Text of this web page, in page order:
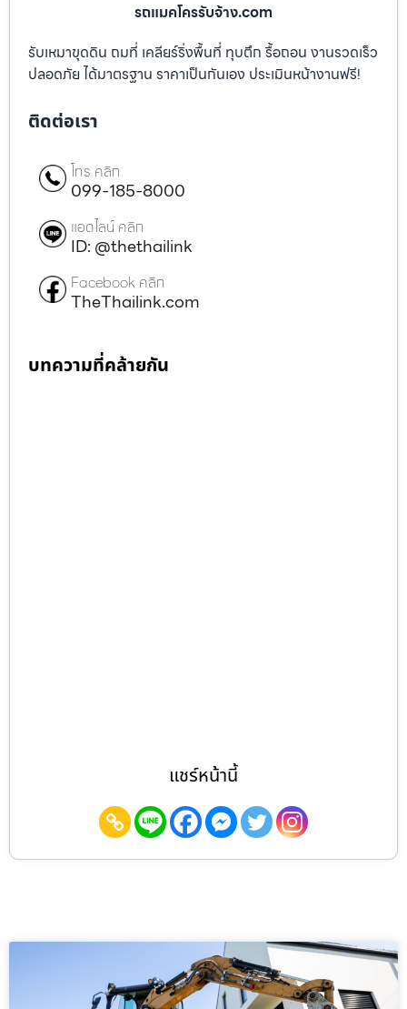
รถแมคโครรับจ้าง.com
รับเหมาขุดดิน ถมที่ เคลียร์ริ่งพื้นที่ ทุบตึก รื้อถอน งานรวดเร็ว
ปลอดภัย ได้มาตรฐาน ราคาเป็นกันเอง ประเมินหน้างานฟรี!
ติดต่อเรา
โทร คลิก
099-185-8000
แอดไลน์ คลิก
ID: @thethailink
Facebook คลิก
TheThailink.com
บทความที่คล้ายกัน
แชร์หน้านี้